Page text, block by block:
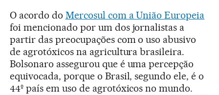
O acordo do Mercosul com a União Europeia
foi mencionado por um dos jornalistas a
partir das preocupações com o uso abusivo
de agrotóxicos na agricultura brasileira.
Bolsonaro assegurou que é uma percepção
equivocada, porque o Brasil, segundo ele, é o
44º país em uso de agrotóxicos no mundo.